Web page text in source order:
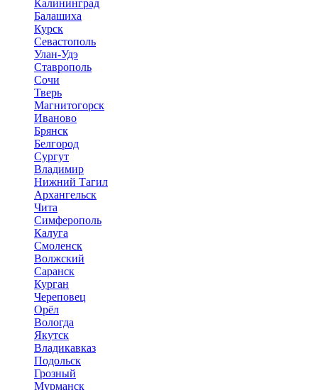
Калининград
Балашиха
Курск
Севастополь
Улан-Удэ
Ставрополь
Сочи
Тверь
Магнитогорск
Иваново
Брянск
Белгород
Сургут
Владимир
Нижний Тагил
Архангельск
Чита
Симферополь
Калуга
Смоленск
Волжский
Саранск
Курган
Череповец
Орёл
Вологда
Якутск
Владикавказ
Подольск
Грозный
Мурманск